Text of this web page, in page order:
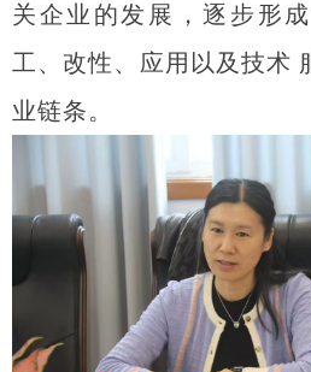
关企业的发展，逐步形
工、改性、应用以及技术
业链条。